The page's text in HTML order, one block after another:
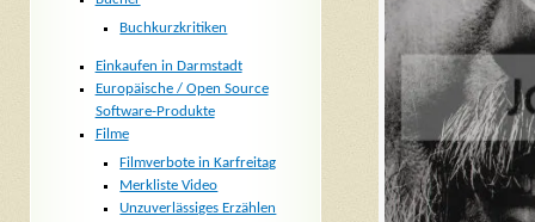
Buchkurzkritiken
Einkaufen in Darmstadt
Europäische / Open Source
Software-Produkte
Filme
Filmverbote in Karfreitag
Merkliste Video
Unzuverlässiges Erzählen